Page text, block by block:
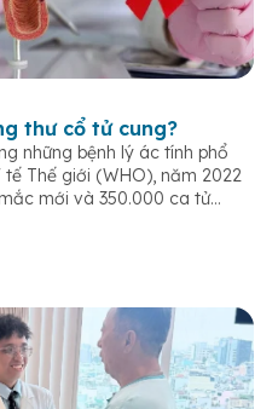
thư cổ tử cung?
những bệnh lý ác tính phổ
tế Thế giới (WHO), năm 2022
mới và 350.000 ca tử